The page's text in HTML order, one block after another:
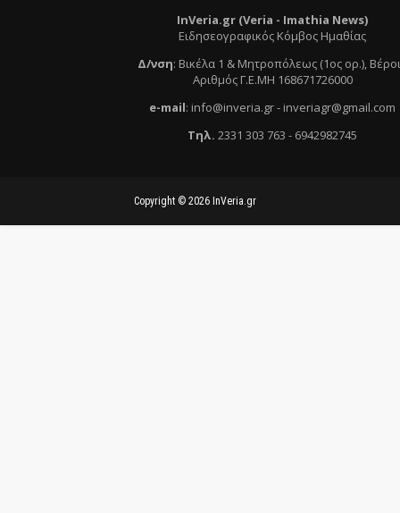
InVeria.gr (Veria - Ιmathia News)
Ειδησεογραφικός Κόμβος Ημαθίας
Δ/νση: Βικέλα 1 & Μητροπόλεως (1ος ορ.),
Αριθμός Γ.Ε.ΜΗ 168671726000
e-mail: info@inveria.gr- inveriagr@gmail.com
Τηλ. 2331 303 763 - 6942982745
Copyright © 2026 InVeria.gr